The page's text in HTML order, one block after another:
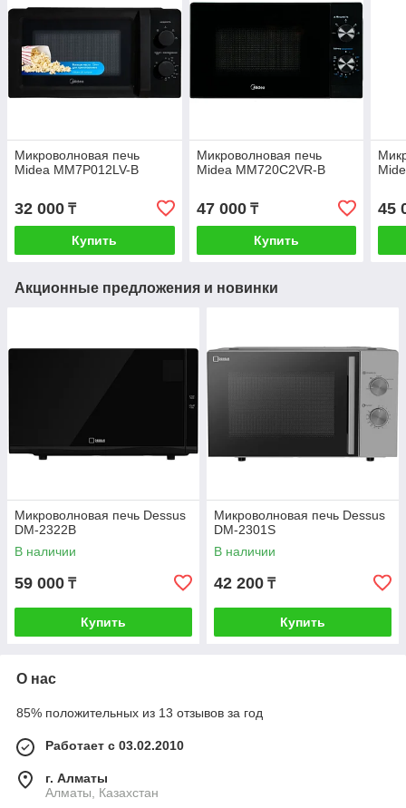
Микроволновая печь
Midea MM7P012LV-B
32 000 ₸
Купить
Микроволновая печь
Midea MM720C2VR-B
47 000₸
Купить
45
Акционные предложения и новинки
Микроволновая печь Dessus
DM-2322B
В наличии
59 000 ₸
Купить
Микроволновая печь Dessus
DM-2301S
В наличии
42 200 ₸
Купить
О нас
85% положительных из 13 отзывов за год
Работает с 03.02.2010
г. Алматы
Алматы, Казахстан